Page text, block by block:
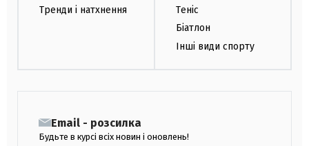
Тренди і натхнення
Теніс
Біатлон
Інші види спорту
Email - розсилка
Будьте в курсі всіх новин і оновлень!